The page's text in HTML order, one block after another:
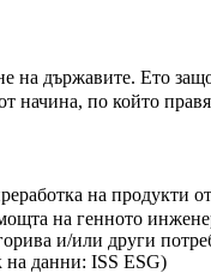
на държавите. Ето
начина, по който
на
на генното
и/или други
на данни: ISS ESG)